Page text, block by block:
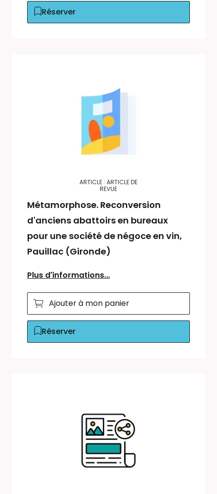
Réserver
ARTICLE : ARTICLE DE
REVUE
Métamorphose. Reconversion
d'anciens abattoirs en bureaux
pour une société de négoce en vin,
Pauillac (Gironde)
Plus d'informations...
Ajouter à mon panier
Réserver